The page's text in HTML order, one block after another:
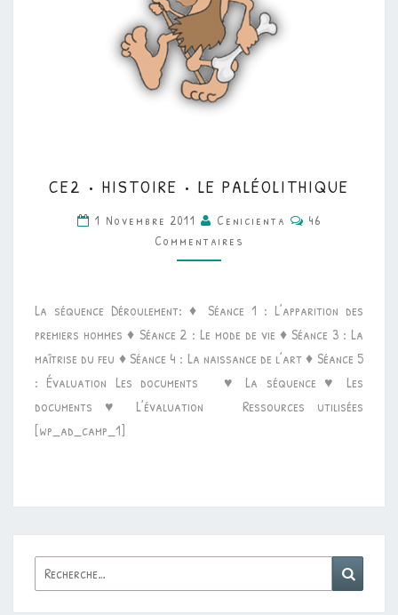
•
HISTOIRE
•
LE
CE2 • HISTOIRE • LE PALÉOLITHIQUE
1 Novembre 2011 Cenicienta Commentaires
46
Commentaires
La séquence Déroulement: ♦ Séance 1 : L’apparition des
premiers hommes ♦ Séance 2 : Le mode de vie ♦ Séance 3 : La
maîtrise du feu ♦ Séance 4 : La naissance de l’art ♦ Séance 5
: Évaluation Les documents ♥ La séquence ♥ Les
documents ♥ L’évaluation Ressources utilisées
[wp_ad_camp_1]
Rechercher :